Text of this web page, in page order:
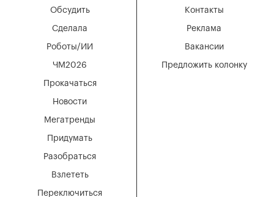
Мегатренды
Придумать
Разобраться
Взлететь
Новости
Переключиться
Обсудить
Сделала
Роботы/ИИ
ЧМ2026
Прокачаться
Вакансии
Реклама
Контакты
Предложить колонку